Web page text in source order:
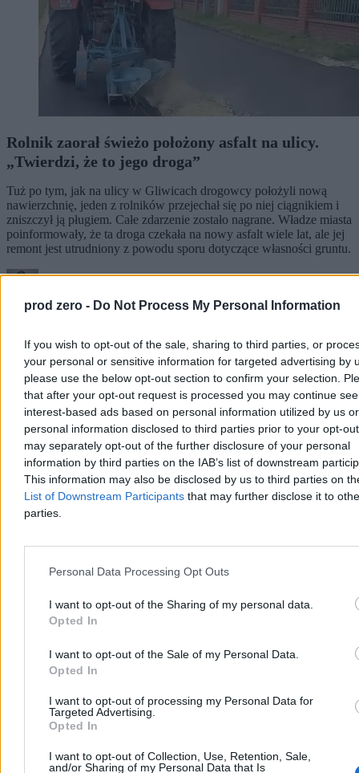
prod zero - Do Not Process My Personal Information
If you wish to opt-out of the sale, sharing to third parties, or
your personal or sensitive information for targeted advertising by
please use the below opt-out section to confirm your selection.
that after your opt-out request is processed you may continue
interest-based ads based on personal information utilized by us or
personal information disclosed to third parties prior to your opt-
may separately opt-out of the further disclosure of your personal
information by third parties on the IAB’s list of downstream
This information may also be disclosed by us to third parties on
List of Downstream Participants that may further disclose it to
parties.
Personal Data Processing Opt Outs
I want to opt-out of the Sharing of my personal data.
Opted In
I want to opt-out of the Sale of my Personal Data.
Opted In
I want to opt-out of processing my Personal Data for
Targeted Advertising.
Opted In
I want to opt-out of Collection, Use, Retention, Sale,
and/or Sharing of my Personal Data that Is
Rolnik zaorał świeżo położony asfalt na ulicy.
„Twierdzi, że to jego droga”
Tuż po tym, jak na ulicy w Gliwicach drogowcy położyli nową
nawierzchnię, jeden z rolników przejechał się po niej ciągnikiem i
zniszczył ją pługiem. Całe zdarzenie zostało nagrane. Władze miasta
poinformowały, że ta droga czekała na nowy asfalt wiele lat, ale jej
remont jest utrudniony z powodu sporu dotyczące własności gruntu.
Paweł Żurek
4 min
Kraj
Tony narkotyków zatrzymane u bram Europy.
Od stycznia do początku sierpnia br. portugalskie służby
narkotyku. Zarekwirowano go głównie na jednostkach pływających
u zachodnich brzegów kraju.